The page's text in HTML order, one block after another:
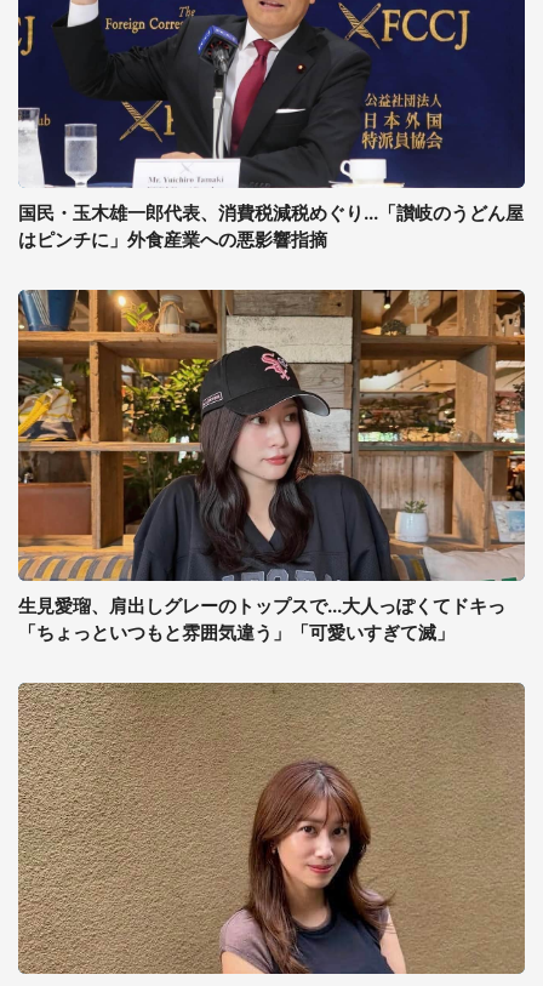
国民・玉木雄一郎代表、消費税減税めぐり...「讃岐のうどん屋
はピンチに」外食産業への悪影響指摘
生見愛瑠、肩出しグレーのトップスで...大人っぽくてドキっ
「ちょっといつもと雰囲気違う」「可愛いすぎて滅」